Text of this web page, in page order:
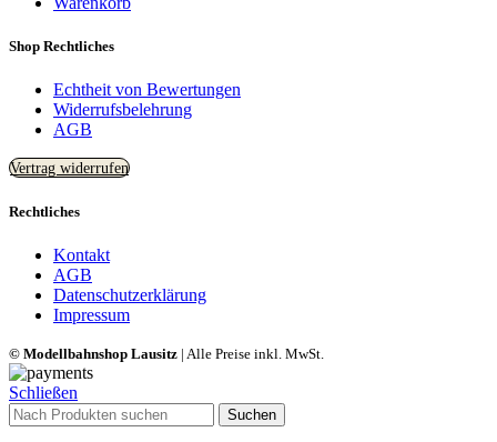
Shop Rechtliches
Echtheit von Bewertungen
Widerrufsbelehrung
AGB
Vertrag widerrufen
Rechtliches
Kontakt
AGB
Datenschutzerklärung
Impressum
© Modellbahnshop Lausitz | Alle Preise inkl. MwSt.
Schließen
Suchen